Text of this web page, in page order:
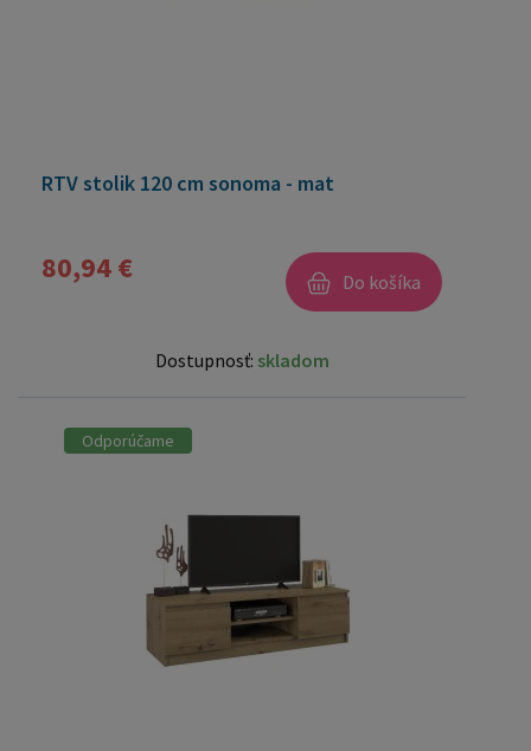
RTV stolik 120 cm sonoma - mat
80,94 € Do košíka
Dostupnosť: skladom
Odporúčame